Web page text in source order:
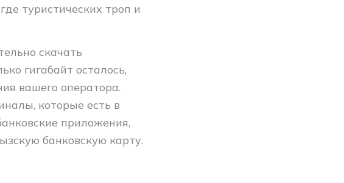
туристических троп и
скачать
гигабайт осталось,
вашего оператора.
которые есть в
приложения,
банковскую карту.